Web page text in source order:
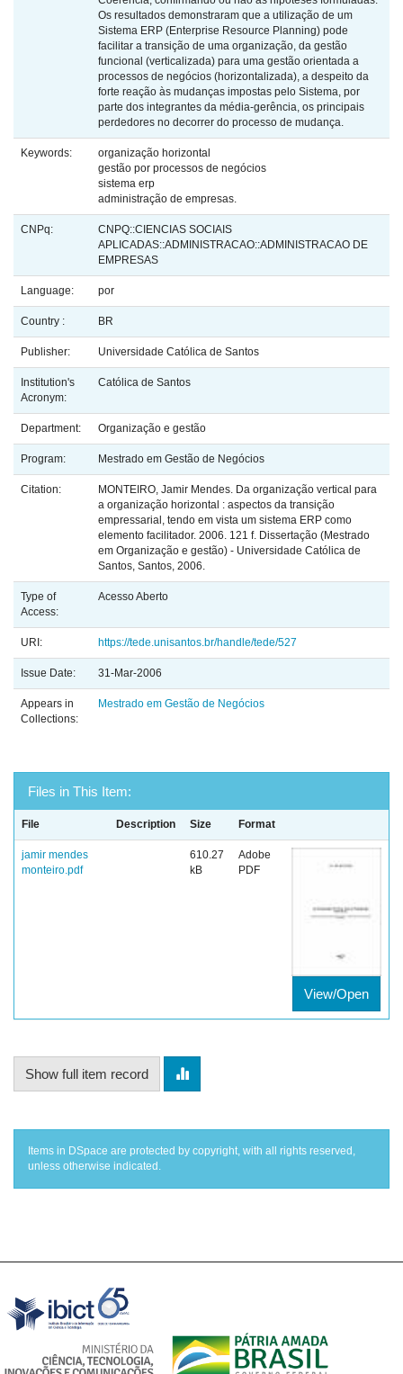
Os resultados demonstraram que a utilização de um
Sistema ERP (Enterprise Resource Planning) pode
facilitar a transição de uma organização, da gestão
funcional (verticalizada) para uma gestão orientada a
processos de negócios (horizontalizada), a despeito da
forte reação às mudanças impostas pelo Sistema, por
parte dos integrantes da média-gerência, os principais
perdedores no decorrer do processo de mudança.
Keywords:
organização horizontal
gestão por processos de negócios
sistema erp
administração de empresas.
CNPq:
CNPQ::CIENCIAS SOCIAIS
APLICADAS::ADMINISTRACAO::ADMINISTRACAO DE
EMPRESAS
Language: por
Country : BR
Publisher: Universidade Católica de Santos
Institution's
Acronym:
Católica de Santos
Department: Organização e gestão
Program: Mestrado em Gestão de Negócios
Citation:
MONTEIRO, Jamir Mendes. Da organização vertical para
a organização horizontal : aspectos da transição
empressarial, tendo em vista um sistema ERP como
elemento facilitador. 2006. 121 f. Dissertação (Mestrado
em Organização e gestão) - Universidade Católica de
Santos, Santos, 2006.
Type of
Access:
Acesso Aberto
URI: https://tede.unisantos.br/handle/tede/527
Issue Date: 31-Mar-2006
Appears in
Collections:
Mestrado em Gestão de Negócios
Files in This Item:
File Description Size Format
jamir mendes
monteiro.pdf
610.27
kB
Adobe
PDF
View/Open
Show full item record
Items in DSpace are protected by copyright, with all rights reserved,
unless otherwise indicated.